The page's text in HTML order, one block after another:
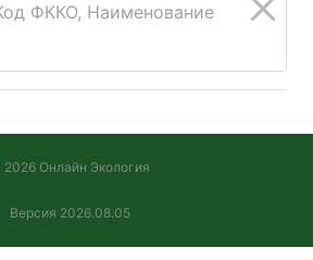
ФККО, Наименование
Онлайн Экология
Версия 2026.08.05